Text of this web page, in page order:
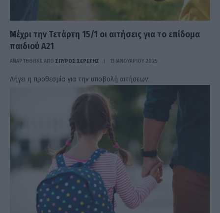
Μέχρι την Τετάρτη 15/1 οι αιτήσεις για το επίδομα
παιδιού Α21
ΑΝΑΡΤΗΘΗΚΕ ΑΠΟ ΣΠΎΡΟΣ ΣΕΡΈΤΗΣ 13 ΙΑΝΟΥΑΡΊΟΥ 2025
Λήγει η προθεσμία για την υποβολή αιτήσεων